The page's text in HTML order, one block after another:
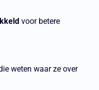
voor betere
weten waar ze over